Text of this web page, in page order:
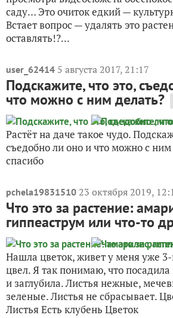
саду… Это очиток едкий —
Встает вопрос — удалять это
оставлять!?...
user_62414 5 августа 2017, 21:17
Подскажите, что это,
что можно с ним делать?
Растёт на даче такое чудо.
съедобно ли оно и что можно с ним
спасибо
pchela19831510 23 октября 2019,
Что это за растение:
гиппеаструм или что-то
Нашла цветок, живет у меня уже 3-
цвел. Я так понимаю, что
и заглубила. Листья нежные,
зеленые. Листья не сбрасывает.
Листья Есть клубень Цветок